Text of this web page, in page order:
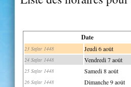
Date
23 Safar 1448 Jeudi 6 août
24 Safar 1448 Vendredi 7 août
25 Safar 1448 Samedi 8 août
26 Safar 1448 Dimanche 9 août